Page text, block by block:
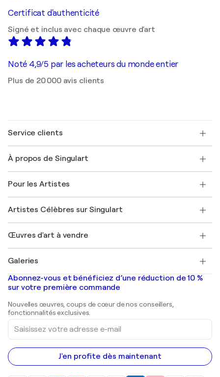
Certificat d'authenticité
Signé et inclus avec chaque œuvre d'art
Noté 4,9/5 par les acheteurs du monde entier
Plus de 20 000 avis clients
Service clients
Expédition
Offrir une carte cadeau
Rejoignez notre programme commercial
Mon compte
+33 1 76 44 06 42
À propos de Singulart
FAQ
Magazine Singulart
Emplois
Découvrez une sélection d'art original
Pour les Artistes
Se connecter en tant qu'Artiste
Artistes Célèbres sur Singulart
Marc Chagall
Banksy
Mr. Brainwash
Shepard Fairey
Œuvres d'art à vendre
Tableaux abstraits à vendre
Peintures de paysage
Estampes
Peintures acryliques
Galeries
Galeries d'art en France
Galeries d'art en Belgique
Abonnez-vous et bénéficiez d’une réduction de 10 %
sur votre première commande
Nouvelles œuvres, coups de cœur de nos conseillers,
fonctionnalités exclusives.
Saisissez
votre
adresse
e-
mail
J'en profite dès maintenant